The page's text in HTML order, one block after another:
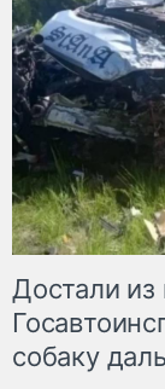
Достали
собаку